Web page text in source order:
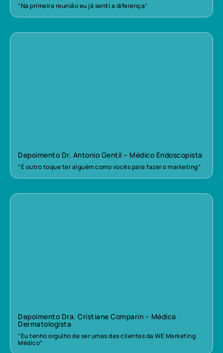
“Na primeira reunião eu já senti a diferença”
Depoimento Dr. Antonio Gentil – Médico Endoscopista
“É outro toque ter alguém como vocês para fazer o marketing”
Depoimento Dra. Cristiane Comparin – Médica
Dermatologista
“Eu tenho orgulho de ser umas das clientes da WE Marketing
Médico”